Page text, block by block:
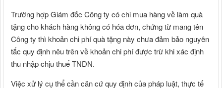
Trường hợp Giám đốc Công ty có chi mua hàng về làm quà
tặng cho khách hàng không có hóa đơn, chứng từ mang tên
Công ty thì khoản chi phí quà tặng này chưa đảm bảo nguyên
tắc quy định nêu trên về khoản chi phí được trừ khi xác định
thu nhập chịu thuế TNDN.
Việc xử lý cụ thể cần căn cứ quy định của pháp luật, thực tế